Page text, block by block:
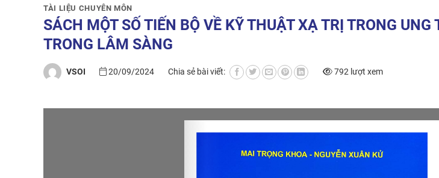
TÀI LIỆU CHUYÊN MÔN
SÁCH MỘT SỐ TIẾN BỘ VỀ KỸ THUẬT XẠ TRỊ TRONG UNG
TRONG LÂM SÀNG
VSOI 20/09/2024 Chia sẻ bài viết: 792 lượt xem